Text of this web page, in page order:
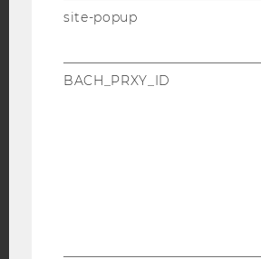
site-popup
BACH_PRXY_ID